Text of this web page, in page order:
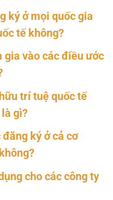
ký ở mọi quốc gia
tế không?
vào các điều ước
trí tuệ quốc tế
gì?
ký ở cả cơ
cho các công ty